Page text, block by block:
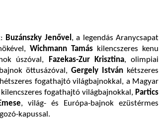
Buzánszky Jenővel , a legendás Aranycsapat
Wichmann Tamáskilencszeres kenu
úszóval, Fazekas-Zur Krisztina, olimpiai
öttusázóval,Gergely István kétszeres
fogathajtó világbajnokkal, a Magyar
kilencszeres fogathajtó világbajnokkal, Partics
, világ- és Európa-bajnok ezüstérmes
kapussal.